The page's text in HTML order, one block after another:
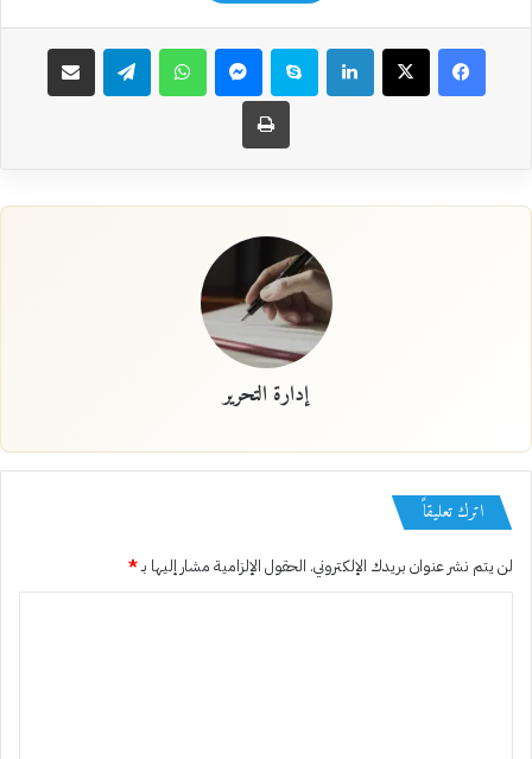
فيسبوك‫X لينكدإن سكايب ماسنجر واتساب تيلقرام مشاركة عبر البريد
طباعة
إدارة التحرير
اترك تعليقاً
لن يتم نشر عنوان بريدك الإلكتروني. الحقول الإلزامية مشار إليها بـ*